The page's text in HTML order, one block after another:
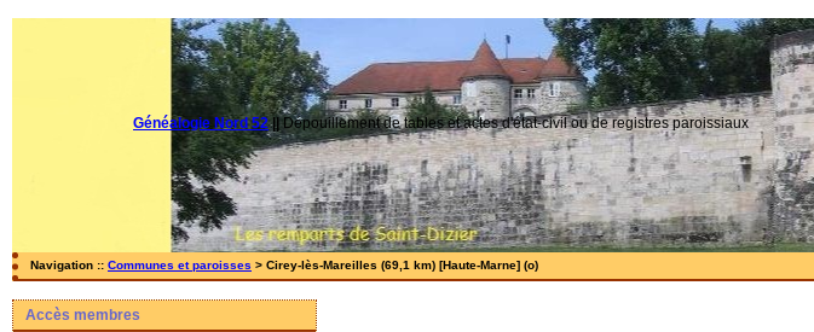
Généalogie Nord 52|| Dépouillement de tables et actes d'état-civil ou de registres paroissiaux
Navigation :: Communes et paroisses > Cirey-lès-Mareilles (69,1 km) [Haute-Marne] (o)
Accès membres